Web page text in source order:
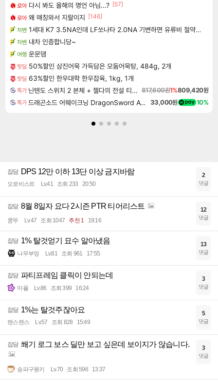
로아 다시 봐도 올해의 명언 아님...? [57]
로아 왜 매칭와서 지랄이지 [146]
차벤 1세대 K7 3.5NA인데 LF쏘나타 2.0NA 기변하면 유류비 절약이 얼마나 될까요..?
차벤 내차 인증합니당~
여행 운문댐
핫딜 50%할인 삼진어묵 가득담은 모둠어묵탕, 484g, 2개
핫딜 63%할인 한우대학 한우잡육, 1kg, 1개
특가 닌텐도 스위치 2 본체 + 젤다의 전설 티어스 오브 더 킹덤 닌텐도 스위치 2 에디션 + 젤다의 전설 브레스 오브 더 와일드 닌텐도 스위치 2 에디션 번들 817,600원1%809,420원
특가 드래곤소드 어웨이크닝 DragonSword Awakening 33,000원 10%
잡담 DPS 12만 이하 13단 이상 금지바람
오로비스트 Lv.41 조회 233 20:50
2
댓글
잡담 8월 8일자 요다 2시즌 PTR 티어리스트
쿵뚜 Lv.47 조회 1047 추천 1 19:16
12
댓글
잡담 1% 탈것얻기 묘수 알아냈음
나무부엉 Lv.81 조회 961 17:55
13
댓글
잡담 파티프레임 클릭이 안되는데
마플 Lv.86 조회 399 16:24
3
댓글
잡담 1%는 탈것주잖아요
랜스랜스 Lv.57 조회 828 15:49
5
댓글
잡담 쐐기 로그 보스 딜만 보고 싶은데 보이지가 않습니다.
송파구몽키 Lv.70 조회 596 13:37
3
댓글